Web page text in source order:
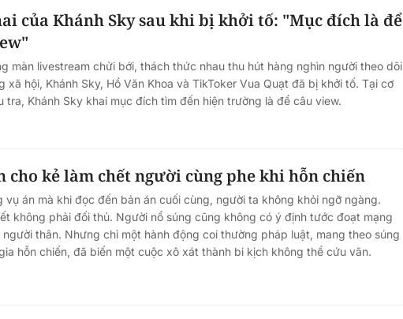
của Khánh Sky sau khi bị khởi tố: "Mục đích là để
màn livestream chửi bới, thách thức nhau thu hút hàng nghìn người theo dõi
xã hội, Khánh Sky, Hồ Văn Khoa và TikToker Vua Quạt đã bị khởi tố. Tại cơ
tra, Khánh Sky khai mục đích tìm đến hiện trường là để câu view.
cho kẻ làm chết người cùng phe khi hỗn chiến
vụ án mà khi đọc đến bản án cuối cùng, người ta không khỏi ngỡ ngàng.
không phải đối thủ. Người nổ súng cũng không có ý định tước đoạt mạng
người thân. Nhưng chỉ một hành động coi thường pháp luật, mang theo súng
hỗn chiến, đã biến một cuộc xô xát thành bi kịch không thể cứu vãn.